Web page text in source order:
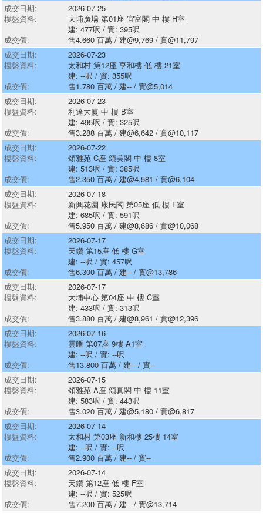
成交日期:
2026-07-25
樓盤資料:
大埔廣場 第01座 宜富閣 中 樓 H室
建: 477呎 / 實: 395呎
成交價:
售4.660 百萬 / 建@9,769 / 實@11,797
成交日期:
2026-07-23
樓盤資料:
太和村 第12座 亨和樓 低 樓 21室
建: --呎 / 實: 355呎
成交價:
售1.780 百萬 / 建-- / 實@5,014
成交日期:
2026-07-23
樓盤資料:
利達大廈 中 樓 B室
建: 495呎 / 實: 325呎
成交價:
售3.288 百萬 / 建@6,642 / 實@10,117
成交日期:
2026-07-22
樓盤資料:
頌雅苑 C座 頌美閣 中 樓 8室
建: 513呎 / 實: 385呎
成交價:
售2.350 百萬 / 建@4,581 / 實@6,104
成交日期:
2026-07-18
樓盤資料:
新興花園 康民閣 第05座 低 樓 F室
建: 685呎 / 實: 591呎
成交價:
售5.950 百萬 / 建@8,686 / 實@10,068
成交日期:
2026-07-17
樓盤資料:
天鑽 第15座 低 樓 G室
建: --呎 / 實: 457呎
成交價:
售6.300 百萬 / 建-- / 實@13,786
成交日期:
2026-07-17
樓盤資料:
大埔中心 第04座 中 樓 C室
建: 433呎 / 實: 313呎
成交價:
售3.880 百萬 / 建@8,961 / 實@12,396
成交日期:
2026-07-16
樓盤資料:
雲匯 第07座 9樓 A1室
建: --呎 / 實: --呎
成交價:
售13.800 百萬 / 建-- / 實--
成交日期:
2026-07-15
樓盤資料:
頌雅苑 A座 頌真閣 中 樓 11室
建: 583呎 / 實: 443呎
成交價:
售3.020 百萬 / 建@5,180 / 實@6,817
成交日期:
2026-07-14
樓盤資料:
太和村 第03座 新和樓 25樓 14室
建: --呎 / 實: --呎
成交價:
售2.900 百萬 / 建-- / 實--
成交日期:
2026-07-14
樓盤資料:
天鑽 第12座 低 樓 F室
建: --呎 / 實: 525呎
成交價:
售7.200 百萬 / 建-- / 實@13,714